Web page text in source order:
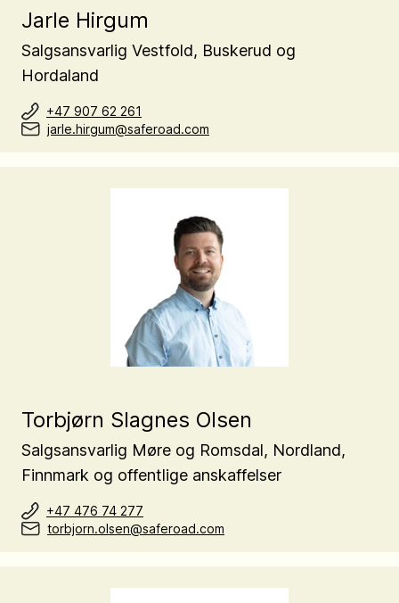
Jarle Hirgum
Salgsansvarlig Vestfold, Buskerud og
Hordaland
+47 907 62 261
jarle.hirgum@saferoad.com
Torbjørn Slagnes Olsen
Salgsansvarlig Møre og Romsdal, Nordland,
Finnmark og offentlige anskaffelser
+47 476 74 277
torbjorn.olsen@saferoad.com